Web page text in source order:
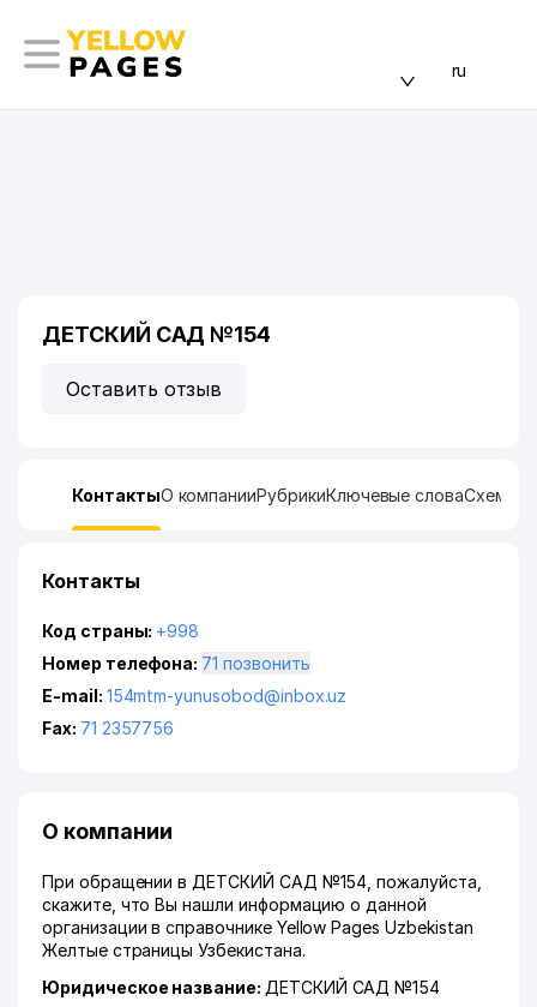
ru
ДЕТСКИЙ САД №154
Оставить отзыв
КонтактыО компанииРубрикиКлючевые словаСхема
Контакты
Код страны: +998
Номер телефона:
71 позвонить
E-mail: 154mtm-yunusobod@inbox.uz
Fax: 71 2357756
О компании
При обращении в ДЕТСКИЙ САД №154, пожалуйста,
скажите, что Вы нашли информацию о данной
организации в справочнике Yellow Pages Uzbekistan
Желтые страницы Узбекистана.
Юридическое название: ДЕТСКИЙ САД №154